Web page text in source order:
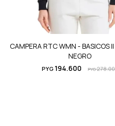
CAMPERA RTC WMN - BASICOS
NEGRO
PYG 194.600 PYG